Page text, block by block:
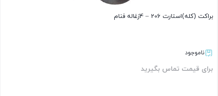
براکت (کله)استارت 206 – 4زغاله فنام
ناموجود
برای قیمت تماس بگیرید